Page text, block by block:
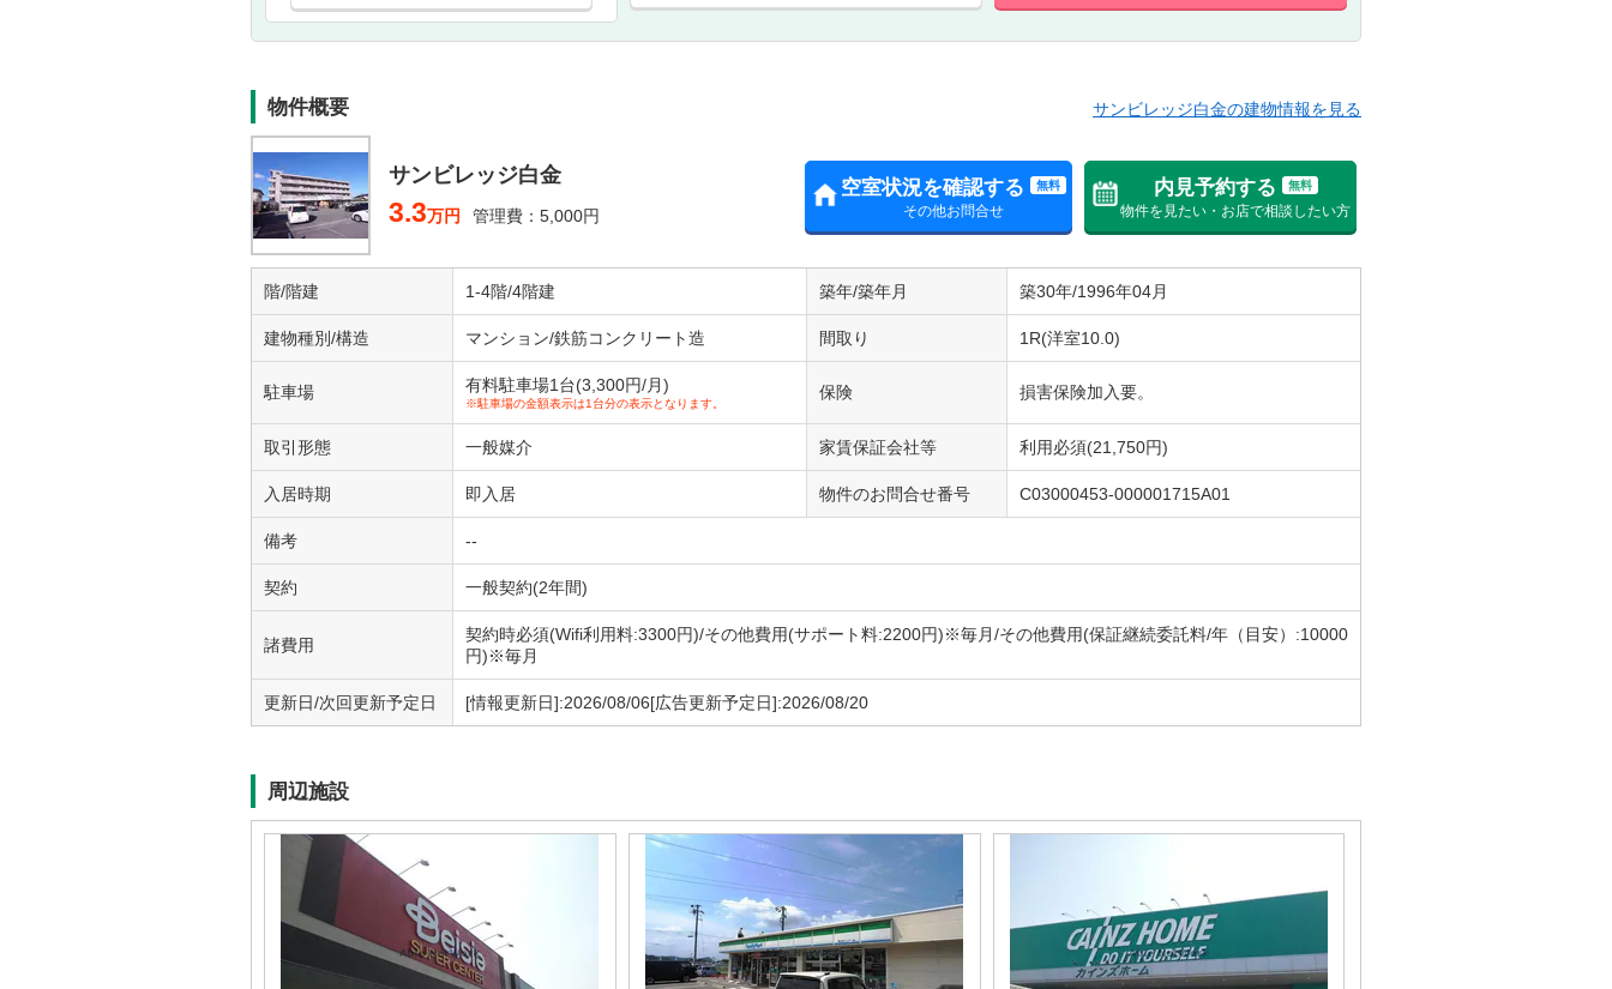
物件概要
サンビレッジ白金
3.3万円 管理費：5,000円
空室状況を確認する 無料
その他お問合せ
内見予約する 無料
物件を見たい・お店で相談したい方
サンビレッジ白金の建物情報を見る
階/階建 1-4階/4階建 築年/築年月 築30年/1996年04月
建物種別/構造 マンション/鉄筋コンクリート造 間取り 1R(洋室10.0)
駐車場 有料駐車場1台(3,300円/月)
※駐車場の金額表示は1台分の表示となります。
保険 損害保険加入要。
取引形態 一般媒介 家賃保証会社等 利用必須(21,750円)
入居時期 即入居 物件のお問合せ番号 C03000453-000001715A01
備考 --
契約 一般契約(2年間)
諸費用
契約時必須(Wifi利用料:3300円)/その他費用(サポート料:2200円)※毎月/その他費用(保証継続委託料/年（目安）:10000
円)※毎月
更新日/次回更新予定日 [情報更新日]:2026/08/06[広告更新予定日]:2026/08/20
周辺施設